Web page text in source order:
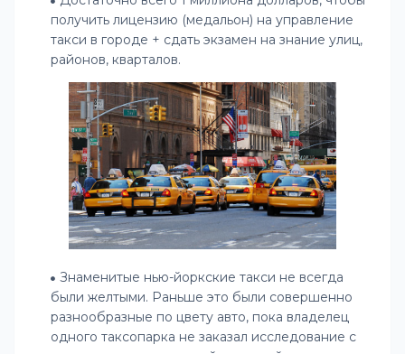
получить лицензию (медальон) на управление
такси в городе + сдать экзамен на знание улиц,
районов, кварталов.
Знаменитые нью-йоркские такси не всегда
были желтыми. Раньше это были совершенно
разнообразные по цвету авто, пока владелец
одного таксопарка не заказал исследование с